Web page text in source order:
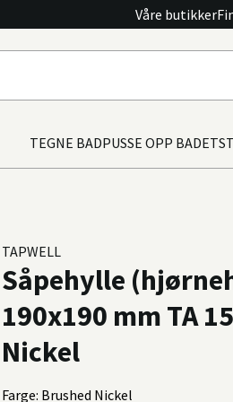
Våre butikker
TEGNE BADPUSSE OPP BADET
TAPWELL
Såpehylle
190x190 mm TA
Nickel
Farge: Brushed Nickel